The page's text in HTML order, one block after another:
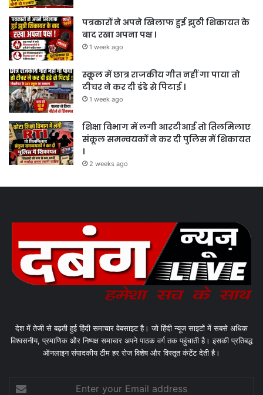
पत्रकारों ने अपने खिलाफ हुई झुठी शिकायत के
बाद रखा अपना पक्ष ।
1 week ago
स्कूल में छात्र राजकीय गीत नहीं गा पाया तो
टीचर ने कर दी डंडे से पिटाई ।
1 week ago
शिक्षा विभाग में लगी आरटीआई तो तिलमिलाए
संकूल समन्वयकों ने कर दी पुलिस में शिकायत
।
2 weeks ago
देश में तेजी से बढ़ती हुई हिंदी समाचार वेबसाइट है। जो हिंदी न्यूज साइटों में सबसे अधिक
विश्वसनीय, प्रमाणिक और निष्पक्ष समाचार अपने पाठक वर्ग तक पहुंचाती है। इसकी प्रतिबद्ध
ऑनलाइन संपादकीय टीम हर रोज विशेष और विस्तृत कंटेंट देती है।